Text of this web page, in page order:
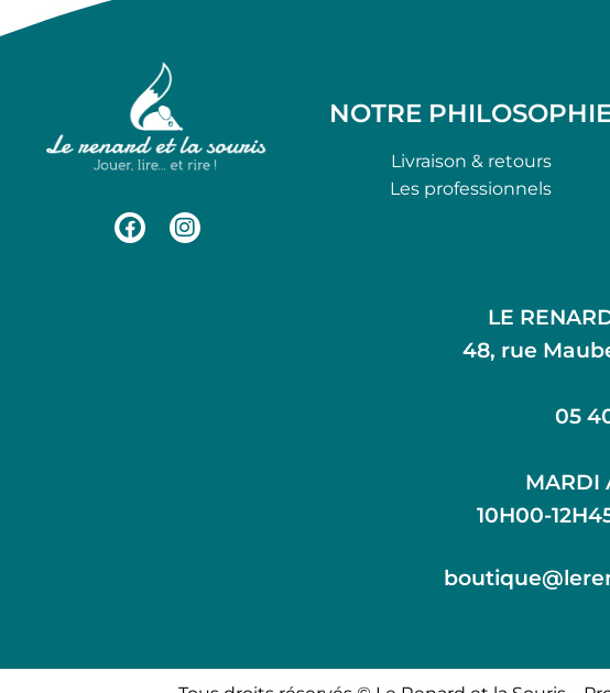
NOTRE
Livraison & retours
Les professionnels
LE
48, rue
05
MARDI
10H00-